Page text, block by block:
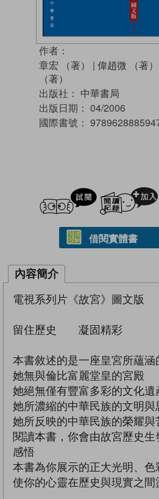
作者：
章宏 （著）
| 偉趙微 （著）
（著）
出版社： 中華書局
出版日期： 04/2006
國際書號：
試閲
借閱實體書
內容簡介
電視系列片《故宮》圖文版
留住歷史 凝固精彩
本書敘述的是一座皇宮所蘊涵
她無與倫比富麗堂皇的宮殿
她絕無僅有豐富多彩的文化遺
她所濃縮的中華民族的文明與
她所反映的中華民族的榮耀與
閱讀本書，你會由故宮歷史
感悟
本書為你展示的正大光明、
使你的心靈在歷史與現實之間